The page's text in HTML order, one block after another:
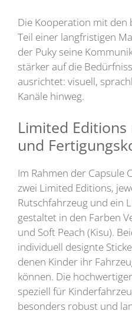
Die Kooperation mit
Teil einer langfristigen
der Puky seine
stärker auf die
ausrichtet: visuell,
Kanäle hinweg.
Limited
und
Im Rahmen der Capsule
zwei Limited Editions,
Rutschfahrzeug und ein
gestaltet in den Farben
und Soft Peach (Kisu).
individuell designte
denen Kinder ihr
können. Die
speziell für
besonders robust und